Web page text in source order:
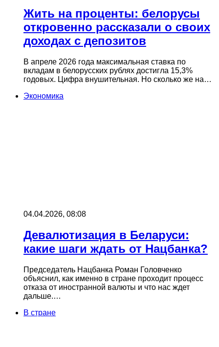
Жить на проценты: белорусы
откровенно рассказали о своих
доходах с депозитов
В апреле 2026 года максимальная ставка по
вкладам в белорусских рублях достигла 15,3%
годовых. Цифра внушительная. Но сколько же на…
Экономика
04.04.2026, 08:08
Девалютизация в Беларуси:
какие шаги ждать от Нацбанка?
Председатель Нацбанка Роман Головченко
объяснил, как именно в стране проходит процесс
отказа от иностранной валюты и что нас ждет
дальше.…
В стране